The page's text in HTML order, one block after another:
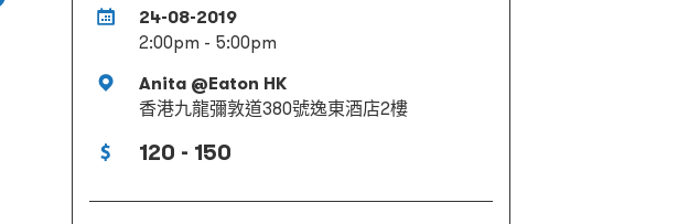
24-08-2019
2:00pm - 5:00pm
Anita @Eaton HK
香港九龍彌敦道380號逸東酒店2樓
120 - 150